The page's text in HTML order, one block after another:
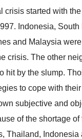
crisis started with
Indonesia, South
and Malaysia
crisis. The other
hit by the slump.
to cope with
subjective and
of the shortage of
Thailand, Indonesia